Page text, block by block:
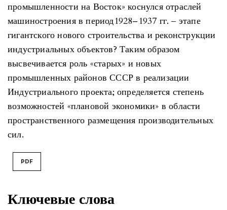
Ключевые слова
промышленности на Восток» коснулся отраслей
машиностроения в период1928–1937 гг. ‒ этапе
гигантского нового строительства и реконструкции
индустриальных объектов? Таким образом
высвечивается роль «старых» и новых
промышленных районов СССР в реализации
Индустриального проекта; определяется степень
возможностей «плановой экономики» в области
пространственного размещения производительных
сил.
PDF